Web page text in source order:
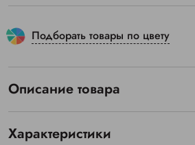
Подборать товары по цвету
Описание товара
Характеристики